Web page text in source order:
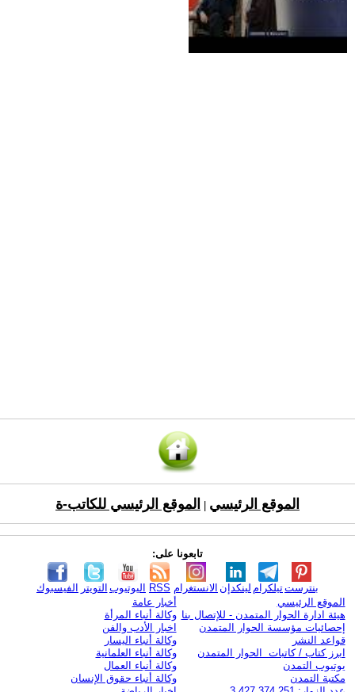
الموقع الرئيسي الموقع الرئيسي للكاتب-ة
تابعونا على:
الفيسبوك التويتر اليوتيوب RSS الانستغرام لينكدإن تيلكرامبنترست
الموقع الرئيسي
هيئة ادارة الحوار المتمدن - للإتصال بنا
إحصائيات مؤسسة الحوار المتمدن
قواعد النشر
ابرز كتاب / كاتبات الحوار المتمدن
يوتيوب التمدن
مكتبة التمدن
أخبار عامة
وكالة أنباء المرأة
اخبار الأدب والفن
وكالة أنباء اليسار
وكالة أنباء العلمانية
وكالة أنباء العمال
وكالة أنباء حقوق الإنسان